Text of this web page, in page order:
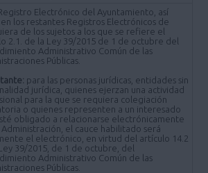
Electrónico del Ayuntamiento, así
los restantes Registros Electrónicos de
de los sujetos a los que se refiere el
2.1. de la Ley 39/2015 de 1 de octubre del
Administrativo Común de las
Públicas.
para las personas jurídicas, entidades sin
jurídica, quienes ejerzan una actividad
para la que se requiera colegiación
o quienes representen a un interesado
obligado a relacionarse electrónicamente
Administración, el cauce habilitado será
el electrónico, en virtud del artículo 14.2
39/2015, de 1 de octubre, del
Administrativo Común de las
Públicas.